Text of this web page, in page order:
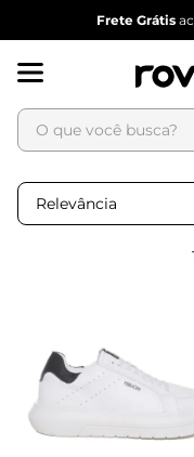
Frete Grátis
O que você busca?
Relevância
Termos mais
1
2º
vestido feminino
conjunto feminino